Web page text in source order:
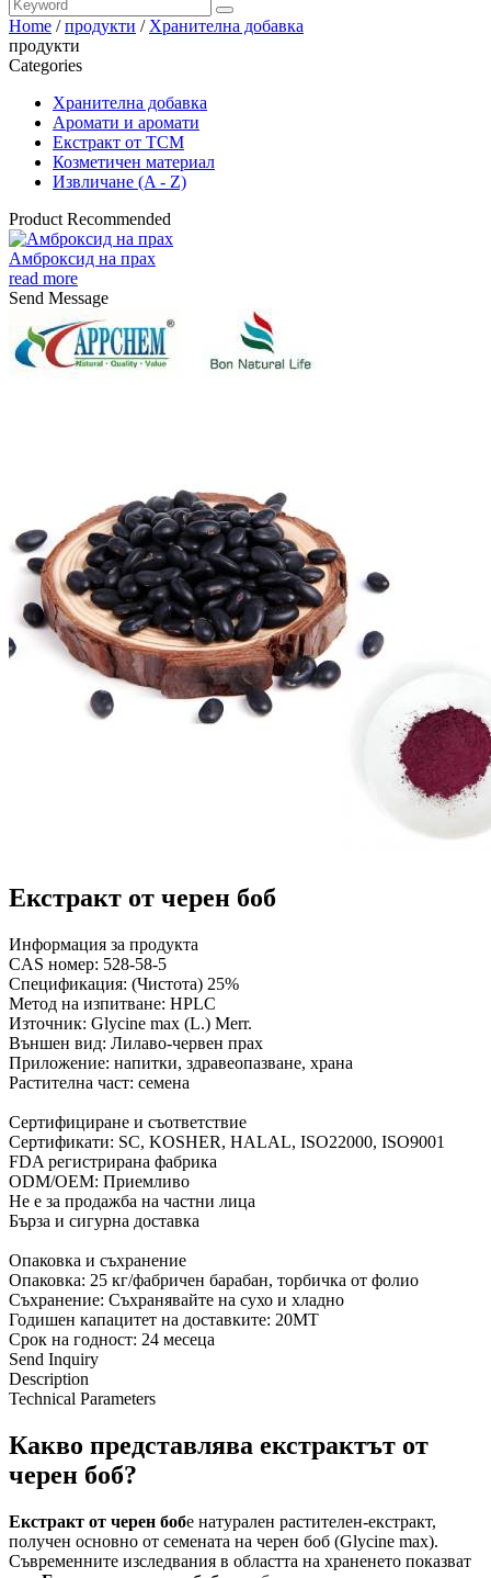
Home /продукти / Хранителна добавка
продукти
Categories
Хранителна добавка
Аромати и аромати
Екстракт от TCM
Козметичен материал
Извличане (A - Z)
Product Recommended
Амброксид на прах
read more
Send Message
Екстракт от черен боб
Информация за продукта
CAS номер: 528-58-5
Спецификация: (Чистота) 25%
Метод на изпитване: HPLC
Източник: Glycine max (L.) Merr.
Външен вид: Лилаво-червен прах
Приложение: напитки, здравеопазване, храна
Растителна част: семена
Сертифициране и съответствие
Сертификати: SC, KOSHER, HALAL, ISO22000, ISO9001
FDA регистрирана фабрика
ODM/OEM: Приемливо
Не е за продажба на частни лица
Бърза и сигурна доставка
Опаковка и съхранение
Опаковка: 25 кг/фабричен барабан, торбичка от фолио
Съхранение: Съхранявайте на сухо и хладно
Годишен капацитет на доставките: 20MT
Срок на годност: 24 месеца
Send Inquiry
Description
Technical Parameters
Какво представлява екстрактът от
черен боб?
Екстракт от черен бобе натурален растителен-екстракт,
получен основно от семената на черен боб (Glycine max).
Съвременните изследвания в областта на храненето показват